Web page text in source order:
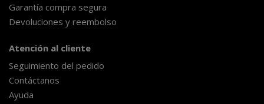
Garantía compra segura
Devoluciones y reembolso
Atención al cliente
Seguimiento del pedido
Contáctanos
Ayuda